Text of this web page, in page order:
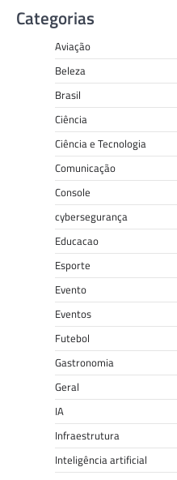
Categorias
Aviação
Beleza
Brasil
Ciência
Ciência e Tecnologia
Comunicação
Console
cybersegurança
Educacao
Esporte
Evento
Eventos
Futebol
Gastronomia
Geral
IA
Infraestrutura
Inteligência artificial